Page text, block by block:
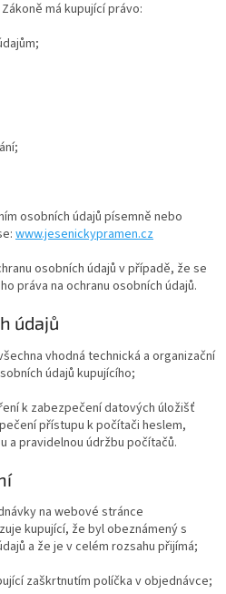
má kupující právo:
osobních údajů písemně nebo
www.jesenickypramen.cz
osobních údajů v případě, že se
práva na ochranu osobních údajů.
údajů
vhodná technická a organizační
údajů kupujícího;
k zabezpečení datových úložišť
přístupu k počítači heslem,
a pravidelnou údržbu počítačů.
na webové stránce
kupující, že byl obeznámený s
a že je v celém rozsahu přijímá;
zaškrtnutím políčka v objednávce;